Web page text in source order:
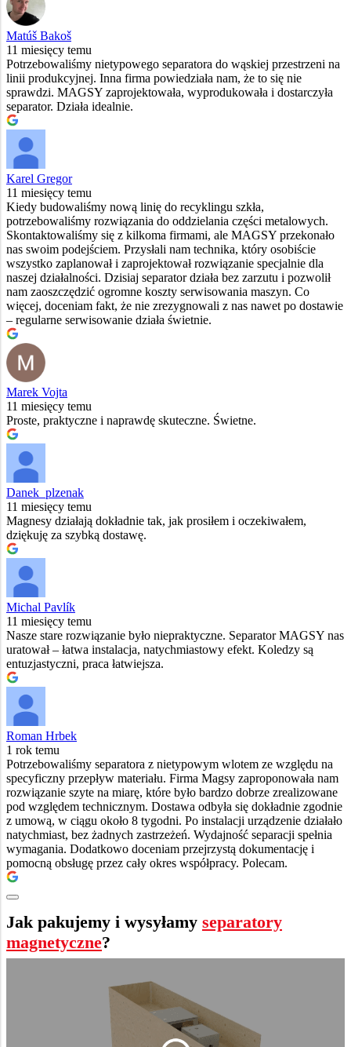
Matúš Bakoš
11 miesięcy temu
Potrzebowaliśmy nietypowego separatora do wąskiej przestrzeni na
linii produkcyjnej. Inna firma powiedziała nam, że to się nie
sprawdzi. MAGSY zaprojektowała, wyprodukowała i dostarczyła
separator. Działa idealnie.
Karel Gregor
11 miesięcy temu
Kiedy budowaliśmy nową linię do recyklingu szkła,
potrzebowaliśmy rozwiązania do oddzielania części metalowych.
Skontaktowaliśmy się z kilkoma firmami, ale MAGSY przekonało
nas swoim podejściem. Przysłali nam technika, który osobiście
wszystko zaplanował i zaprojektował rozwiązanie specjalnie dla
naszej działalności. Dzisiaj separator działa bez zarzutu i pozwolił
nam zaoszczędzić ogromne koszty serwisowania maszyn. Co
więcej, doceniam fakt, że nie zrezygnowali z nas nawet po dostawie
– regularne serwisowanie działa świetnie.
Marek Vojta
11 miesięcy temu
Proste, praktyczne i naprawdę skuteczne. Świetne.
Danek_plzenak
11 miesięcy temu
Magnesy działają dokładnie tak, jak prosiłem i oczekiwałem,
dziękuję za szybką dostawę.
Michal Pavlík
11 miesięcy temu
Nasze stare rozwiązanie było niepraktyczne. Separator MAGSY nas
uratował – łatwa instalacja, natychmiastowy efekt. Koledzy są
entuzjastyczni, praca łatwiejsza.
Roman Hrbek
1 rok temu
Potrzebowaliśmy separatora z nietypowym wlotem ze względu na
specyficzny przepływ materiału. Firma Magsy zaproponowała nam
rozwiązanie szyte na miarę, które było bardzo dobrze zrealizowane
pod względem technicznym. Dostawa odbyła się dokładnie zgodnie
z umową, w ciągu około 8 tygodni. Po instalacji urządzenie działało
natychmiast, bez żadnych zastrzeżeń. Wydajność separacji spełnia
wymagania. Dodatkowo doceniam przejrzystą dokumentację i
pomocną obsługę przez cały okres współpracy. Polecam.
Jak pakujemy i wysyłamy separatory
magnetyczne?